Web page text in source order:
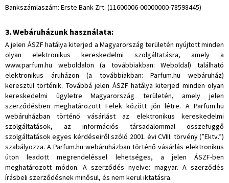
Bankszámlaszám: Erste Bank Zrt. (11600006-00000000-78598445)
3. Webáruházunk használata:
A jelen ÁSZF hatálya kiterjed a Magyarország területén nyújtott minden
olyan elektronikus kereskedelmi szolgáltatásra, amely a
www.parfum.hu weboldalon (a továbbiakban: Weboldal) található
elektronikus áruházon (a továbbiakban: Parfum.hu webáruház)
keresztül történik. Továbbá jelen ÁSZF hatálya kiterjed minden olyan
kereskedelmi ügyletre Magyarország területén, amely jelen
szerződésben meghatározott Felek között jön létre. A Parfum.hu
webáruházban történő vásárlást az elektronikus kereskedelmi
szolgáltatások, az információs társadalommal összefüggő
szolgáltatások egyes kérdéseiről szóló 2001. évi CVIII. törvény (”Ektv.”)
szabályozza. A Parfum.hu webáruházban történő vásárlás elektronikus
úton leadott megrendeléssel lehetséges, a jelen ÁSZF-ben
meghatározott módon. A szerződés nyelve: magyar. A szerződés
írásbeli szerződésnek minősül, és nem kerül iktatásra.